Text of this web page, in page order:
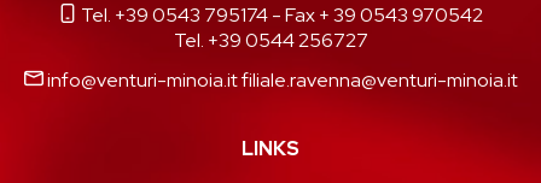
Tel. +39 0543 795174- Fax + 39 0543 970542
Tel. +39 0544 256727
info@venturi-minoia.itfiliale.ravenna@venturi-minoia.it
LINKS